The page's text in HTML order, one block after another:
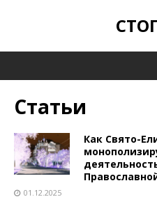
Статьи
Как Свято-
01.12.2025